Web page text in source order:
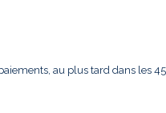
au plus tard dans les